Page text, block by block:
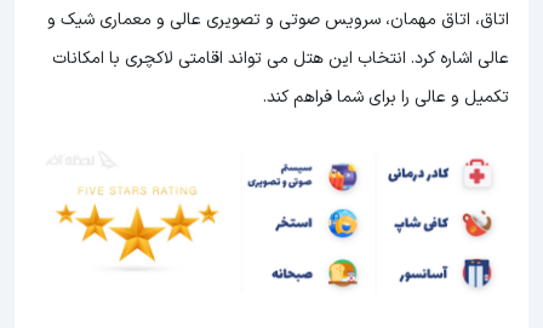
اتاق، اتاق مهمان، سرویس صوتی و تصویری عالی و معماری شیک و
عالی اشاره کرد. انتخاب این هتل می تواند اقامتی لاکچری با امکانات
تکمیل و عالی را برای شما فراهم کند.